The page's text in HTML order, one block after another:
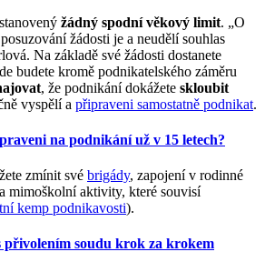
žádný spodní věkový limit. „O
žádosti je a neudělí souhlas
Na základě své žádosti dostanete
budete kromě podnikatelského záměru
, že podnikání dokážete skloubit
vyspělí a připraveni samostatně podnikat.
na podnikání už v 15 letech?
zmínit své brigády, zapojení v rodinné
mimoškolní aktivity, které souvisí
kemp podnikavosti).
přivolením soudu krok za krokem